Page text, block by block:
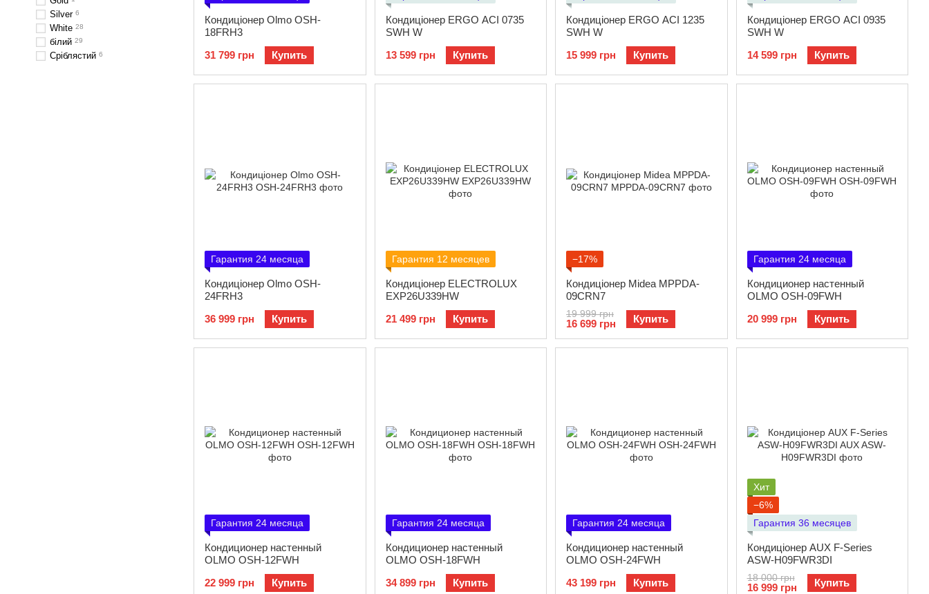
Кондиціонер Olmo OSH-
18FRH3
31 799 грн
Купить
Кондиціонер ERGO ACI 0735
SWН W
13 599 грн
Купить
Кондиціонер ERGO ACI 1235
SWН W
15 999 грн
Купить
Кондиціонер ERGO ACI 0935
SWН W
14 599 грн
Купить
Гарантия 24 месяца
Кондиціонер Olmo OSH-
24FRH3
36 999 грн
Купить
Гарантия 12 месяцев
Кондиціонер ELECTROLUX
EXP26U339HW
21 499 грн
Купить
−17%
Кондиціонер Midea MPPDA-
09CRN7
19 999 грн
16 699 грн Купить
Гарантия 24 месяца
Кондиционер настенный
OLMO OSH-09FWH
20 999 грн
Купить
Гарантия 24 месяца
Кондиционер настенный
OLMO OSH-12FWH
22 999 грн
Купить
Гарантия 24 месяца
Кондиционер настенный
OLMO OSH-18FWH
34 899 грн
Купить
Гарантия 24 месяца
Кондиционер настенный
OLMO OSH-24FWH
43 199 грн
Купить
Хит
−6%
Гарантия 36 месяцев
Кондиціонер AUX F-Series
ASW-H09FWR3DI
18 000 грн
16 999 грн Купить
Silver 6
White 28
білий 29
Сріблястий 6